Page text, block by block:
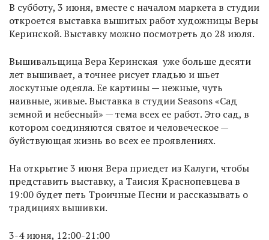
В субботу, 3 июня, вместе с началом маркета в студии
откроется выставка вышитых работ художницы Веры
Керинской. Выставку можно посмотреть до 28 июля.
Вышивальщица Вера Керинская уже больше десяти
лет вышивает, а точнее рисует гладью и шьет
лоскутные одеяла. Ее картины — нежные, чуть
наивные, живые. Выставка в студии Seasons «Сад
земной и небесный» — тема всех ее работ. Это сад, в
котором соединяются святое и человеческое —
буйствующая жизнь во всех ее проявлениях.
На открытие 3 июня Вера приедет из Калуги, чтобы
представить выставку, а Таисия Краснопевцева в
19:00 будет петь Троичные Песни и рассказывать о
традициях вышивки.
3-4 июня, 12:00-21:00